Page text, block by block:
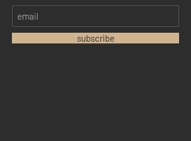
subscribe